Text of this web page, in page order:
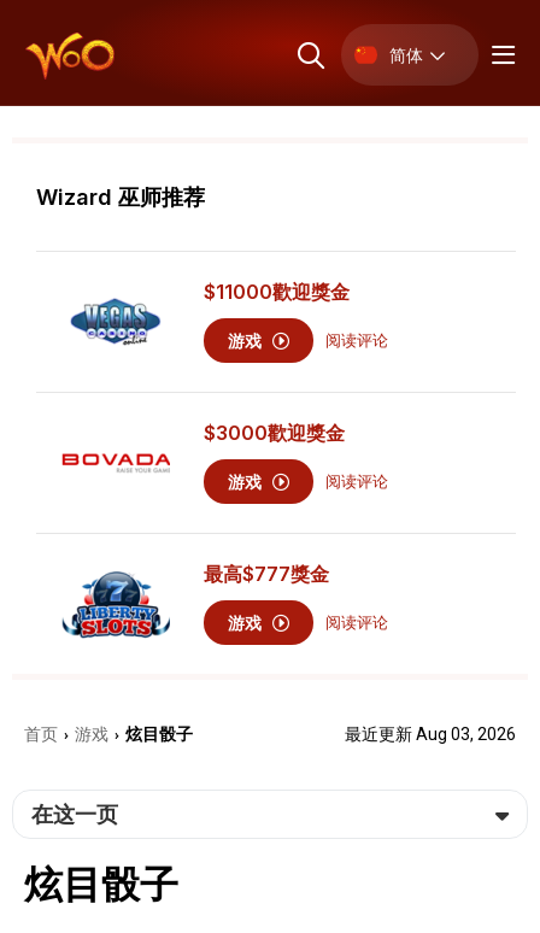
简体
Wizard 巫师推荐
$11000歡迎獎金
游戏 阅读评论
$3000歡迎獎金
游戏 阅读评论
最高$777獎金
游戏 阅读评论
首页 › 游戏 › 炫目骰子 最近更新 Aug 03, 2026
在这一页
炫目骰子